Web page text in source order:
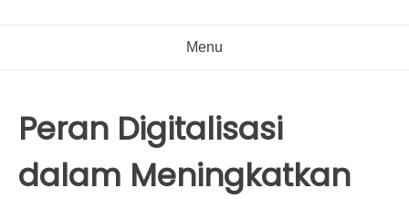
Menu
Peran Digitalisasi
dalam Meningkatkan